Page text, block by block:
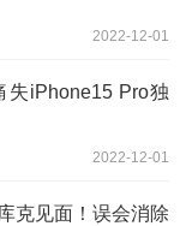
2022-12-01
iPhone15 Pro独
2022-12-01
克见面！误会消除